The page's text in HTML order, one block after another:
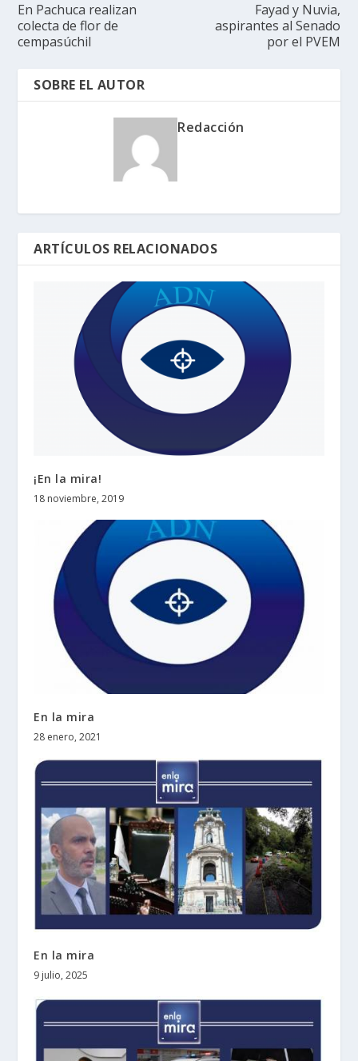
En Pachuca realizan
colecta de flor de
cempasúchil
Fayad y Nuvia,
aspirantes al Senado
por el PVEM
SOBRE EL AUTOR
Redacción
ARTÍCULOS RELACIONADOS
¡En la mira!
18 noviembre, 2019
En la mira
28 enero, 2021
En la mira
9 julio, 2025